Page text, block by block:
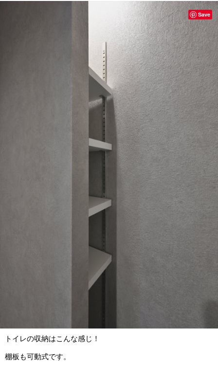
トイレの収納はこんな感じ！
棚板も可動式です。
Save